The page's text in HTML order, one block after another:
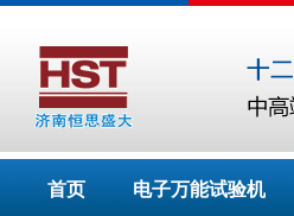
首页 电子万能试验机